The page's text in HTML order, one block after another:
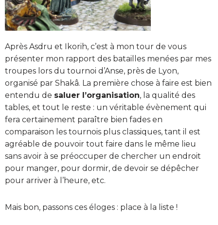
Après Asdru et Ikorih, c’est à mon tour de vous
présenter mon rapport des batailles menées par mes
troupes lors du tournoi d’Anse, près de Lyon,
organisé par Shakâ. La première chose à faire est bien
entendu de saluer l’organisation, la qualité des
tables, et tout le reste : un véritable évènement qui
fera certainement paraître bien fades en
comparaison les tournois plus classiques, tant il est
agréable de pouvoir tout faire dans le même lieu
sans avoir à se préoccuper de chercher un endroit
pour manger, pour dormir, de devoir se dépêcher
pour arriver à l’heure, etc.
Mais bon, passons ces éloges : place à la liste !